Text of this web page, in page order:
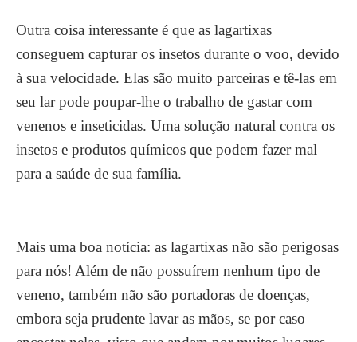
Outra coisa interessante é que as lagartixas
conseguem capturar os insetos durante o voo, devido
à sua velocidade. Elas são muito parceiras e tê-las em
seu lar pode poupar-lhe o trabalho de gastar com
venenos e inseticidas. Uma solução natural contra os
insetos e produtos químicos que podem fazer mal
para a saúde de sua família.
Mais uma boa notícia: as lagartixas não são perigosas
para nós! Além de não possuírem nenhum tipo de
veneno, também não são portadoras de doenças,
embora seja prudente lavar as mãos, se por caso